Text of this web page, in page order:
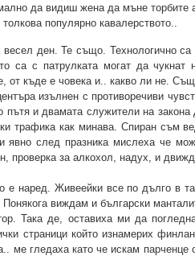
да видиш жена да мъне
популярно кавалерството..
ден. Те също. Технологично са
са с патрулката могат да
от къде е човека и.. какво ли не.
изълнен с противоречиви
пътя и двамата служители на
трафика как минава. Спиран съм
явно след празника мислеха че
проверка за алкохол, надух, и
е наред. Живеейки все по дълго в
виждам и български
Така де, оставиха ми да
страници който изнамерих
ме гледаха като че искам